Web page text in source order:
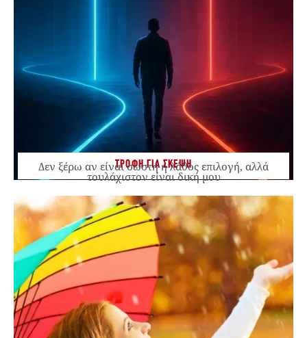
ΤΡΟΦΗ ΓΙΑ ΣΚΕΨΗ
Δεν ξέρω αν είναι σωστή ή λάθος επιλογή, αλλά
τουλάχιστον είναι δική μου